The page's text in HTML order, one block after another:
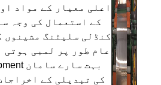
اعلی معیار کے مواد
کے استعمال کی وجہ
کنڈلی سلیٹنگ مشینوں
عام طور پر لمبی ہوتی
کی تبدیلی کے